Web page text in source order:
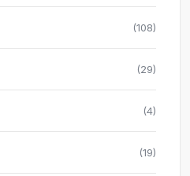
(108)
(29)
(4)
(19)